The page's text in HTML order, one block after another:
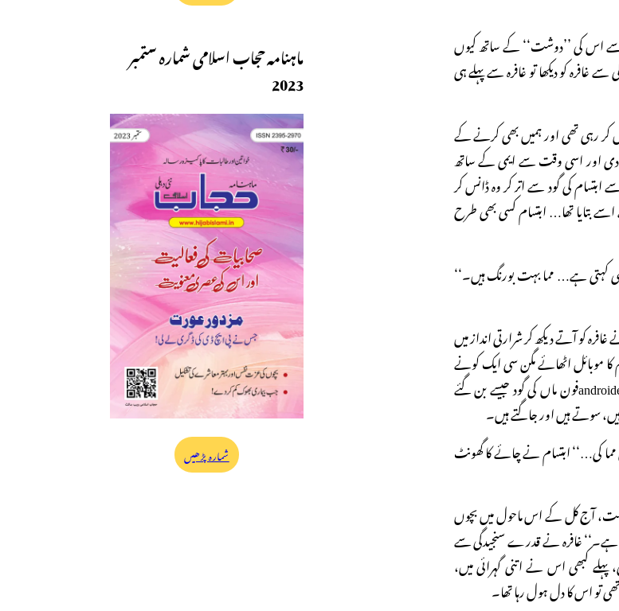
اسے اس کی ’’دوشت‘‘ کے ساتھ کیوں
غافرہ کو دیکھا تو غافرہ سے پہلے ہی
کر رہی تھی اور ہمیں بھی کرنے کے
دی اور اسی وقت سے ایمی کے ساتھ
کی گود سے اتر کر وہ ڈانس کر
بتایا تھا… ابتسام کسی بھی طرح
کہتی ہے… مما بہت بورنگ ہیں۔‘‘
کو آتے دیکھ کر شرارتی انداز میں
کا موبائل اٹھائے مگن سی ایک کونے
میں جا بیٹھی۔ آج کل کے بچے … ان کے لیے androideفون ماں کی گود جیسے بن گئے
سوتے ہیں اور جاگتے ہیں۔
کی…‘‘ ابتسام نے چائے کا گھونٹ
مت، آج کل کے اس ماحول میں بچوں
ہے۔‘‘ غافرہ نے قدرے سنجیدگی سے
کبھی اس نے اتنی گہرائی میں،
تو اس کا دل ہول رہا تھا۔
ماہنامہ حجاب اسلامی شمارہ ستمبر
2023
شمارہ پڑھیں